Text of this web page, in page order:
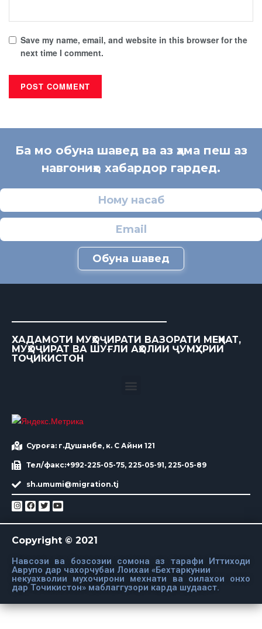
Save my name, email, and website in this browser for the
next time I comment.
Ба мо обуна шавед ва аз ҳама пеш аз
навгониҳо хабардор гардед.
Обуна шавед
ХАДАМОТИ МУҲОҶИРАТИ ВАЗОРАТИ МЕҲНАТ,
МУҲОҶИРАТ ВА ШУҒЛИ АҲОЛИИ ҶУМҲУРИИ
ТОҶИКИСТОН
Суроға: г.Душанбе, к. С Айни 121
Тел/факс:+992-225-05-75, 225-05-91, 225-05-89
sh.umumi@migration.tj
Copyright © 2021
Навсози ва бозсозии сомона аз тарафи Иттиходи
Аврупо дар чахорчубаи Лоихаи «Бехтаркунии
некуахволии мухочирони мехнати ва оилахои онхо
дар Точикистон» маблаггузори карда шудааст.